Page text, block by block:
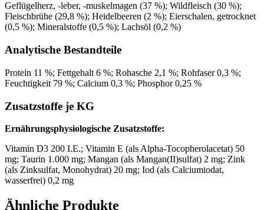
Geflügelherz, -leber, -muskelmagen (37 %); Wildfleisch (30 %);
Fleischbrühe (29,8 %); Heidelbeeren (2 %); Eierschalen, getrocknet
(0,5 %); Mineralstoffe (0,5 %); Lachsöl (0,2 %)
Analytische Bestandteile
Protein 11 %; Fettgehalt 6 %; Rohasche 2,1 %; Rohfaser 0,3 %;
Feuchtigkeit 79 %; Calcium 0,3 %; Phosphor 0,25 %
Zusatzstoffe je KG
Ernährungsphysiologische Zusatzstoffe:
Vitamin D3 200 I.E.; Vitamin E (als Alpha-Tocopherolacetat) 50
mg; Taurin 1.000 mg; Mangan (als Mangan(II)sulfat) 2 mg; Zink
(als Zinksulfat, Monohydrat) 20 mg; Iod (als Calciumiodat,
wasserfrei) 0,2 mg
Ähnliche Produkte